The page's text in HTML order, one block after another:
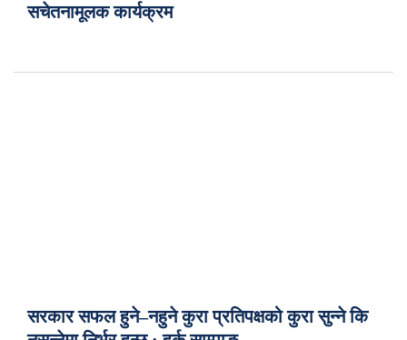
सचेतनामूलक कार्यक्रम
सरकार सफल हुने–नहुने कुरा प्रतिपक्षको कुरा सुन्ने कि